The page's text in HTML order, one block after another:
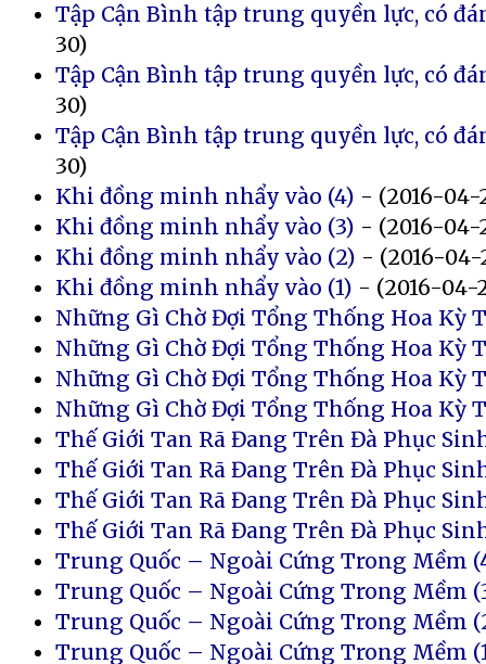
Tập Cận Bình tập trung quyền lực, có
30)
Tập Cận Bình tập trung quyền lực, có
30)
Tập Cận Bình tập trung quyền lực, có
30)
Khi đồng minh nhẩy vào (4) - (2016-04-
Khi đồng minh nhẩy vào (3) - (2016-04-
Khi đồng minh nhẩy vào (2) - (2016-04-
Khi đồng minh nhẩy vào (1) - (2016-04-
Những Gì Chờ Đợi Tổng Thống Hoa Kỳ
Những Gì Chờ Đợi Tổng Thống Hoa Kỳ
Những Gì Chờ Đợi Tổng Thống Hoa Kỳ
Những Gì Chờ Đợi Tổng Thống Hoa Kỳ
Thế Giới Tan Rã Đang Trên Đà Phục
Thế Giới Tan Rã Đang Trên Đà Phục
Thế Giới Tan Rã Đang Trên Đà Phục
Thế Giới Tan Rã Đang Trên Đà Phục
Trung Quốc – Ngoài Cứng Trong Mềm
Trung Quốc – Ngoài Cứng Trong Mềm
Trung Quốc – Ngoài Cứng Trong Mềm
Trung Quốc – Ngoài Cứng Trong Mềm